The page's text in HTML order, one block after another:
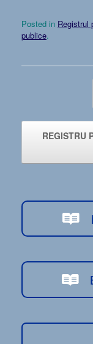
Posted in Registrul
publice.
REGISTRU